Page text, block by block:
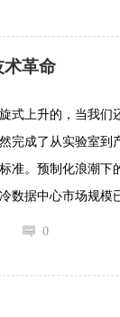
革命
式上升的，当我们
完成了从实验室到
准。预制化浪潮下
数据中心市场规模
0